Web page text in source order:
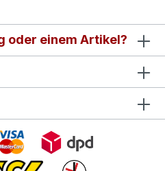
oder einem Artikel?